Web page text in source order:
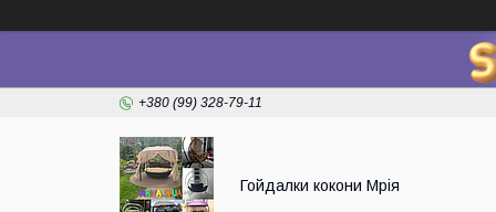
+380 (99) 328-79-11
Гойдалки кокони Мрія